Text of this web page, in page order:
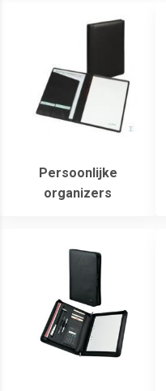
Persoonlijke
organizers